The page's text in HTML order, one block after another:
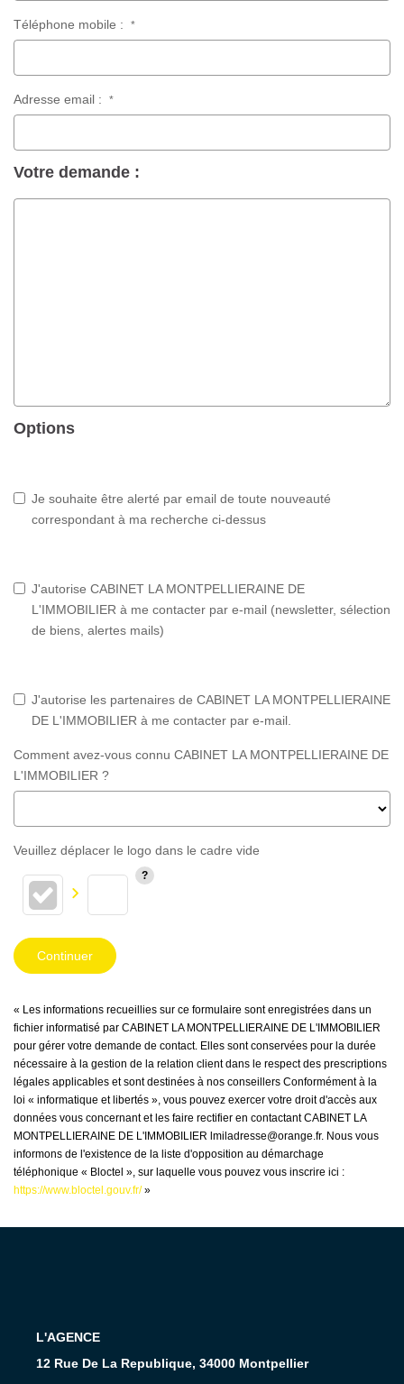
Téléphone mobile : *
Adresse email : *
Votre demande :
Options
Je souhaite être alerté par email de toute nouveauté
correspondant à ma recherche ci-dessus
J'autorise CABINET LA MONTPELLIERAINE DE
L'IMMOBILIER à me contacter par e-mail (newsletter, sélection
de biens, alertes mails)
J'autorise les partenaires de CABINET LA MONTPELLIERAINE
DE L'IMMOBILIER à me contacter par e-mail.
Comment avez-vous connu CABINET LA MONTPELLIERAINE DE
L'IMMOBILIER ?
Veuillez déplacer le logo dans le cadre vide
Continuer
« Les informations recueillies sur ce formulaire sont enregistrées dans un
fichier informatisé par CABINET LA MONTPELLIERAINE DE L'IMMOBILIER
pour gérer votre demande de contact. Elles sont conservées pour la durée
nécessaire à la gestion de la relation client dans le respect des prescriptions
légales applicables et sont destinées à nos conseillers Conformément à la
loi « informatique et libertés », vous pouvez exercer votre droit d'accès aux
données vous concernant et les faire rectifier en contactant CABINET LA
MONTPELLIERAINE DE L'IMMOBILIER lmiladresse@orange.fr. Nous vous
informons de l'existence de la liste d'opposition au démarchage
téléphonique « Bloctel », sur laquelle vous pouvez vous inscrire ici :
https://www.bloctel.gouv.fr/»
L'AGENCE
12 Rue De La Republique, 34000 Montpellier